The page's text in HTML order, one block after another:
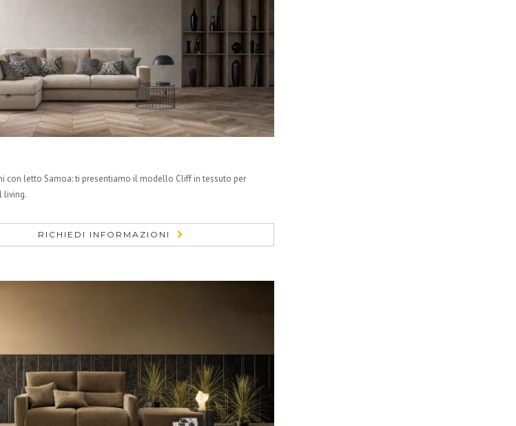
con letto Samoa: ti presentiamo il modello Cliff in tessuto per
living.
RICHIEDI INFORMAZIONI